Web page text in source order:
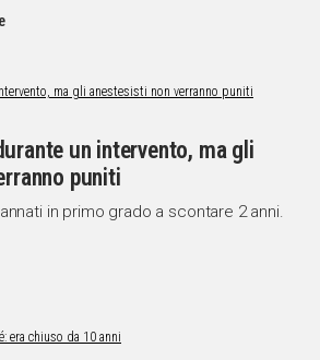
Vai
un intervento, ma gli
puniti
in primo grado a scontare 2 anni.